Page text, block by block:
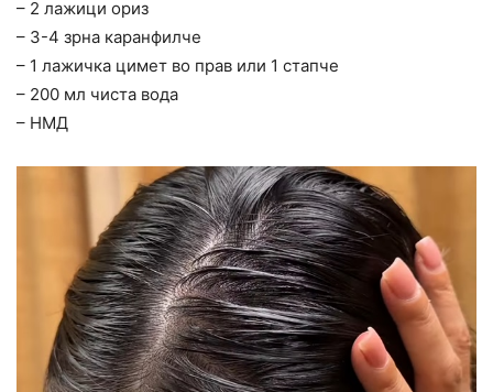
– 2 лажици ориз
– 3-4 зрна каранфилче
– 1 лажичка цимет во прав или 1 стапче
– 200 мл чиста вода
– НМД